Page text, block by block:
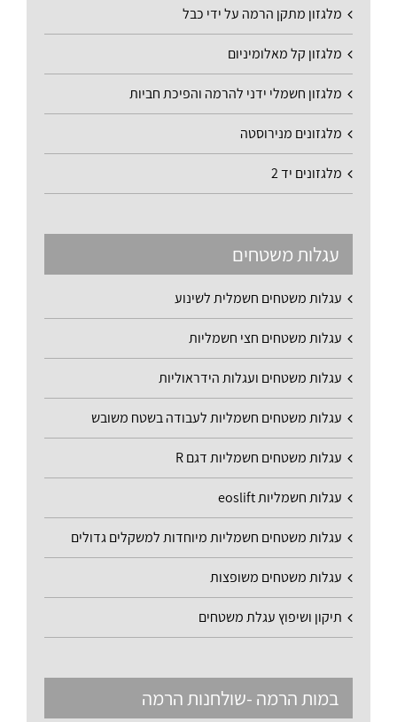
מלגזון מתקן הרמה על ידי כבל
מלגזון קל מאלומיניום
מלגזון חשמלי ידני להרמה והפיכת חביות
מלגזונים מנירוסטה
מלגזונים יד 2
עגלות משטחים
עגלות משטחים חשמלית לשינוע
עגלות משטחים חצי חשמליות
עגלות משטחים ועגלות הידראוליות
עגלות משטחים חשמליות לעבודה בשטח משובש
עגלות משטחים חשמליות דגם R
עגלות חשמליות eoslift
עגלות משטחים חשמליות מיוחדות למשקלים גדולים
עגלות משטחים משופצות
תיקון ושיפוץ עגלת משטחים
במות הרמה -שולחנות הרמה